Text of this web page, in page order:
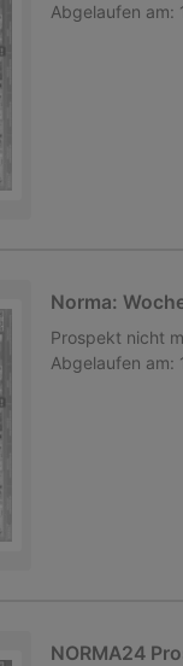
Abgelaufen am:
Norma:
Prospekt nicht
Abgelaufen am:
NORMA24